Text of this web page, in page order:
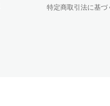
特定商取引法に基づ